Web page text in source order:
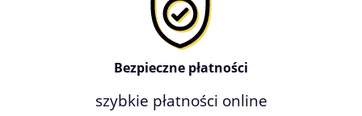
Bezpieczne płatności
szybkie płatności online